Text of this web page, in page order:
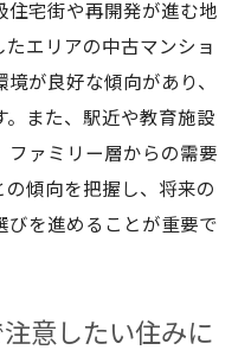
住宅街や再開発が進む地
エリアの中古マンショ
が良好な傾向があり、
また、駅近や教育施設
ファミリー層からの需要
傾向を把握し、将来の
びを進めることが重要で
意したい住みに